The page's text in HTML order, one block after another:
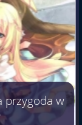
przygoda w